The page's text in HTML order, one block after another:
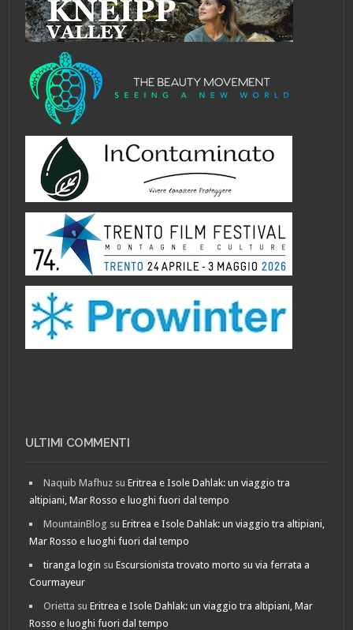
ULTIMI COMMENTI
Naquib Mafhuz suEritrea e Isole Dahlak: un viaggio tra
altipiani, Mar Rosso e luoghi fuori dal tempo
MountainBlog suEritrea e Isole Dahlak: un viaggio tra altipiani,
Mar Rosso e luoghi fuori dal tempo
tiranga login suEscursionista trovato morto su via ferrata a
Courmayeur
Orietta suEritrea e Isole Dahlak: un viaggio tra altipiani, Mar
Rosso e luoghi fuori dal tempo